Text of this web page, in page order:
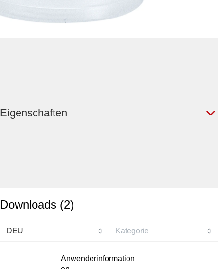
Eigenschaften
Downloads (2)
Anwenderinformation